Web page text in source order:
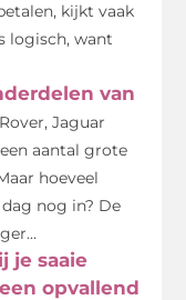
kijkt vaak
logisch, want
van
Rover, Jaguar
aantal grote
hoeveel
nog in? De
je saaie
opvallend